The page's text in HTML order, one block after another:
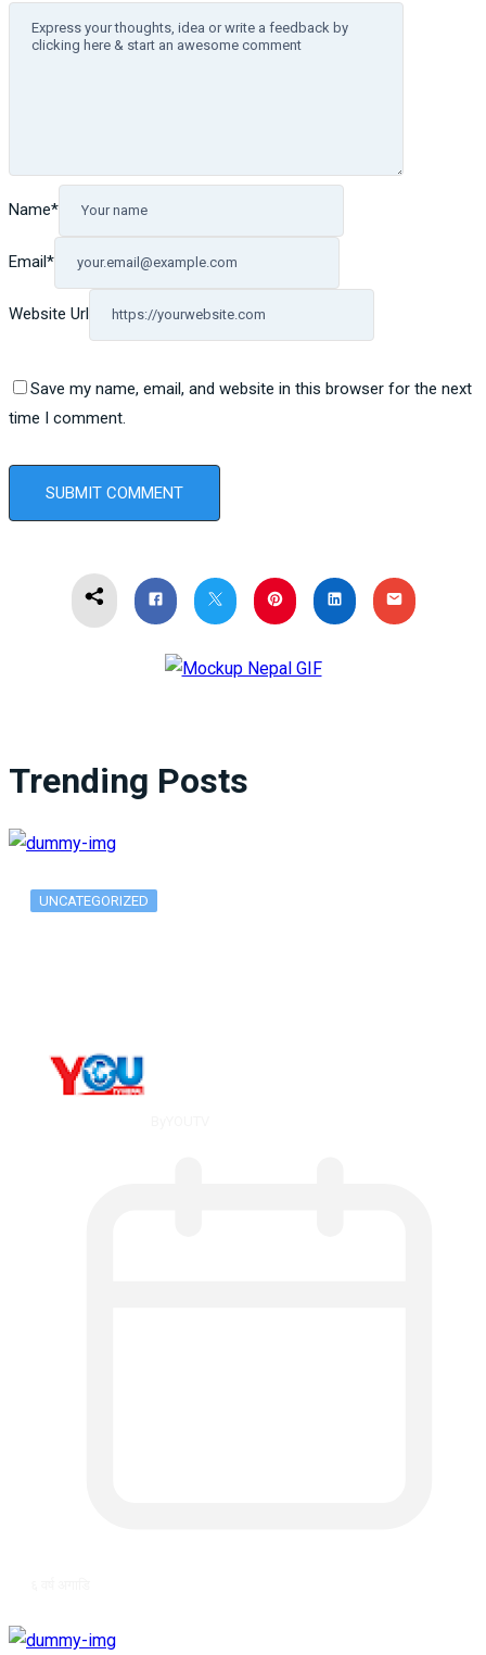
Name*
Email*
Website Url
Save my name, email, and website in this browser for the next
time I comment.
Trending Posts
UNCATEGORIZED